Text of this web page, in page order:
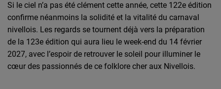
Si le ciel n’a pas été clément cette année, cette 122e édition
confirme néanmoins la solidité et la vitalité du carnaval
nivellois. Les regards se tournent déjà vers la préparation
de la 123e édition qui aura lieu le week-end du 14 février
2027, avec l’espoir de retrouver le soleil pour illuminer le
cœur des passionnés de ce folklore cher aux Nivellois.